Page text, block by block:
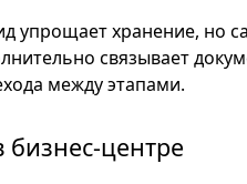
упрощает хранение, но
связывает
между этапами.
центре